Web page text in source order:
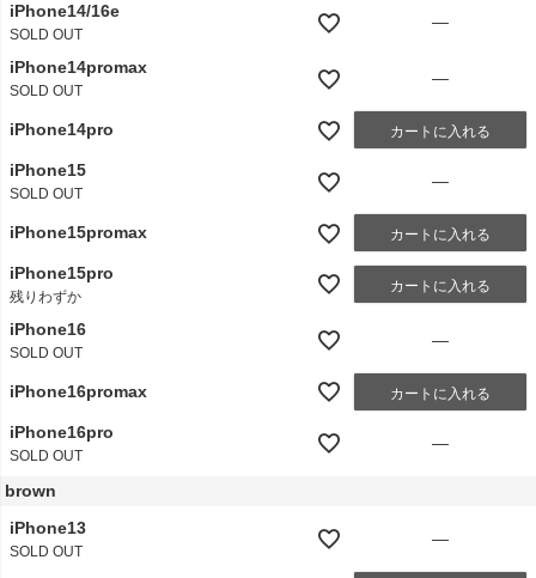
iPhone14/16e
SOLD OUT
—
iPhone14promax
SOLD OUT
—
iPhone14pro カートに入れる
iPhone15
SOLD OUT
—
iPhone15promax カートに入れる
iPhone15pro
残りわずか
カートに入れる
iPhone16
SOLD OUT
—
iPhone16promax カートに入れる
iPhone16pro
SOLD OUT
—
brown
iPhone13
SOLD OUT
—